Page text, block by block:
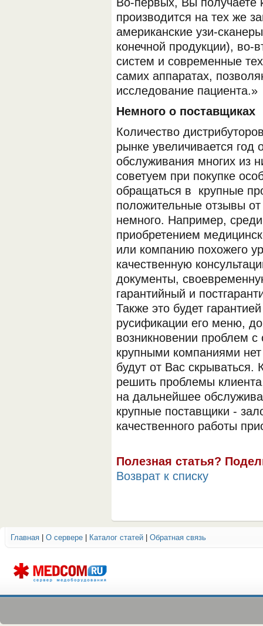
производится на тех же
американские узи-
конечной продукции), во-
систем и современные
самих аппаратах,
исследование пациента.»
Немного о поставщиках
Количество
рынке увеличивается год
обслуживания многих из
советуем при покупке
обращаться в крупные
положительные отзывы
немного. Например,
приобретением
или компанию похожего
качественную
документы,
гарантийный и
Также это будет
русификации его меню,
возникновении проблем
крупными компаниями
будут от Вас скрываться.
решить проблемы
на дальнейшее
крупные поставщики -
качественного работы
Полезная статья?
Возврат к списку
Главная О сервере Каталог статей Обратная связь